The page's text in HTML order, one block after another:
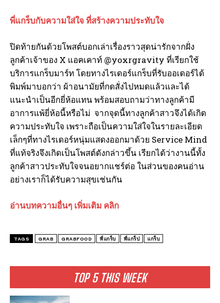
TOP 5 THIS WEEK
พี่แกร็บกับความใส่ใจ ที่สร้างความประทับใจ
ปิดท้ายกันด้วยโพสต์บอกเล่าเรื่องราวสุดน่ารักจากฝั่ง
ลูกค้าเจ้าของ X แอคเคาท์ @yoxrgravity ที่เรียกใช้
บริการแกร็บมาร์ท โดยทางไรเดอร์แกร็บที่รับออเดอร์ได้
พิมพ์มาบอกว่า ผ้าอนามัยที่กดสั่งไปหมดแล้วและได้
แนะนำเป็นอีกยี่ห้อแทน พร้อมสอบถามว่าทางลูกค้ามี
อาการแพ้ยี่ห้อนี้หรือไม่ จากจุดนี้ทางลูกค้าสาวจึงได้เกิด
ความประทับใจ เพราะถือเป็นความใส่ใจในรายละเอียด
เล็กๆที่ทางไรเดอร์หนุ่มแสดงออกมาด้วย Service Mind
ที่แท้จริงจึงเกิดเป็นโพสต์ดังกล่าวขึ้น เรียกได้ว่างานนี้ทั้ง
ลูกค้าสาวประทับใจจนอยากแชร์ต่อ ในส่วนของคนอ่าน
อย่างเราก็ได้รับความสุขเช่นกัน
อ่านบทความอื่นๆ เพิ่มเติม คลิก
TAGS GRAB GRABFOOD พี่แกร็บ พี่แกร็ป แกร็บ